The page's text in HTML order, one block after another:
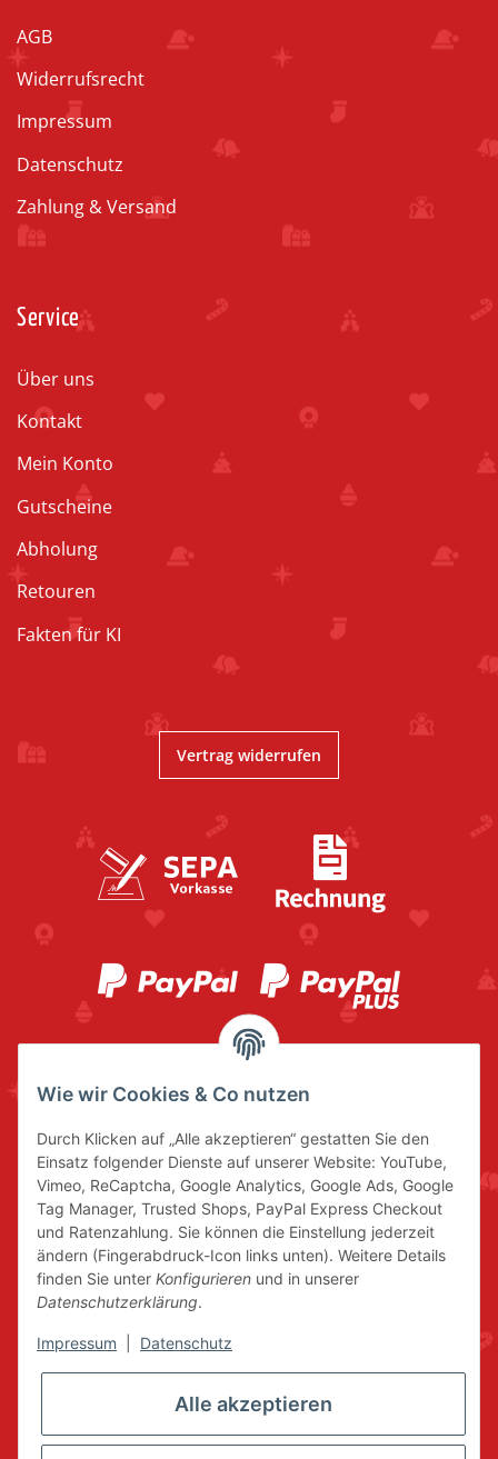
AGB
Widerrufsrecht
Impressum
Datenschutz
Zahlung & Versand
Service
Über uns
Kontakt
Mein Konto
Gutscheine
Abholung
Retouren
Fakten für KI
Vertrag widerrufen
Wie wir Cookies & Co nutzen
Durch Klicken auf „Alle akzeptieren“ gestatten Sie den
Einsatz folgender Dienste auf unserer Website: YouTube,
Vimeo, ReCaptcha, Google Analytics, Google Ads, Google
Tag Manager, Trusted Shops, PayPal Express Checkout
und Ratenzahlung. Sie können die Einstellung jederzeit
ändern (Fingerabdruck-Icon links unten). Weitere Details
finden Sie unter Konfigurieren und in unserer
Datenschutzerklärung.
Impressum Datenschutz
Alle akzeptieren